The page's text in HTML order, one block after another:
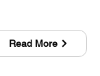
Read More